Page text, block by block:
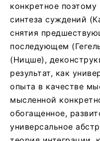
конкретное
синтеза суждений
снятия
последующем
(Ницше),
результат, как
опыта в качестве
мысленной
обогащенное,
универсальное